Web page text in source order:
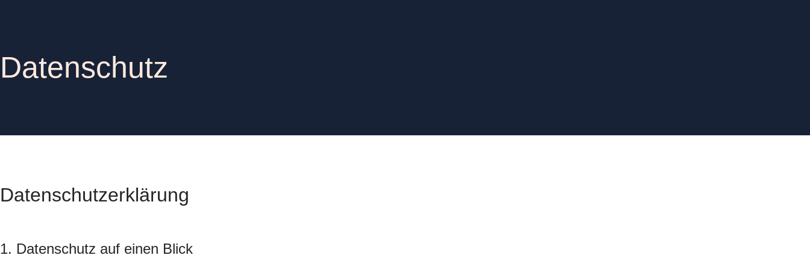
Datenschutz
Datenschutzerklärung
1. Datenschutz auf einen Blick